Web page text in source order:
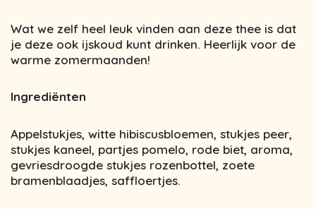
Wat we zelf heel leuk vinden aan deze thee is dat
je deze ook ijskoud kunt drinken. Heerlijk voor de
warme zomermaanden!
Ingrediënten
Appelstukjes, witte hibiscusbloemen, stukjes peer,
stukjes kaneel, partjes pomelo, rode biet, aroma,
gevriesdroogde stukjes rozenbottel, zoete
bramenblaadjes, saffloertjes.